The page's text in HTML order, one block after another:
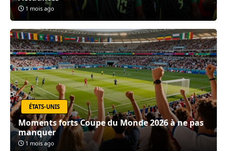
1 mois ago
ÉTATS-UNIS
Moments forts Coupe du Monde 2026 à ne pas
manquer
1 mois ago